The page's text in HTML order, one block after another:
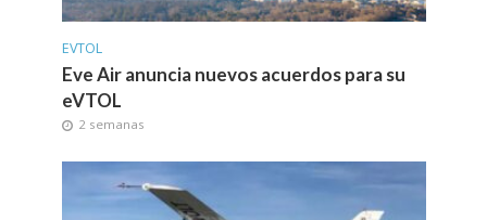
EVTOL
Eve Air anuncia nuevos acuerdos para su
eVTOL
2 semanas